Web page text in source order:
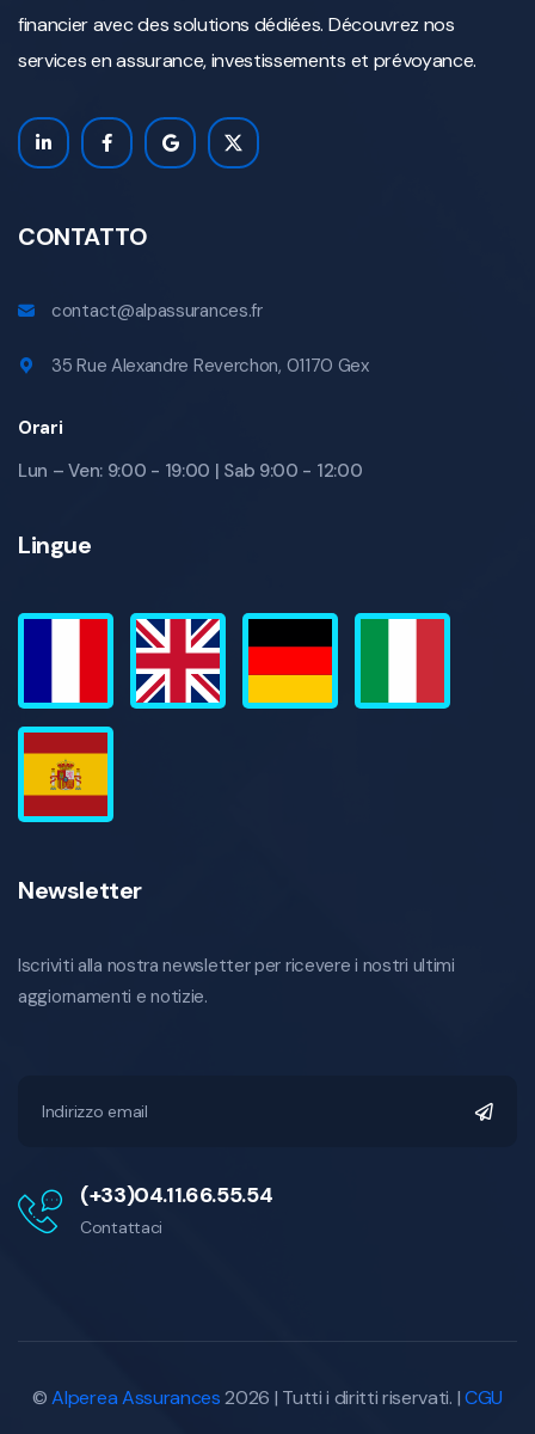
financier avec des solutions dédiées. Découvrez nos
services en assurance, investissements et prévoyance.
CONTATTO
contact@alpassurances.fr
35 Rue Alexandre Reverchon, 01170 Gex
Orari
Lun – Ven: 9:00 - 19:00 | Sab 9:00 - 12:00
Lingue
Newsletter
Iscriviti alla nostra newsletter per ricevere i nostri ultimi
aggiornamenti e notizie.
(+33)04.11.66.55.54
Contattaci
©Alperea Assurances2026 | Tutti i diritti riservati. |CGU